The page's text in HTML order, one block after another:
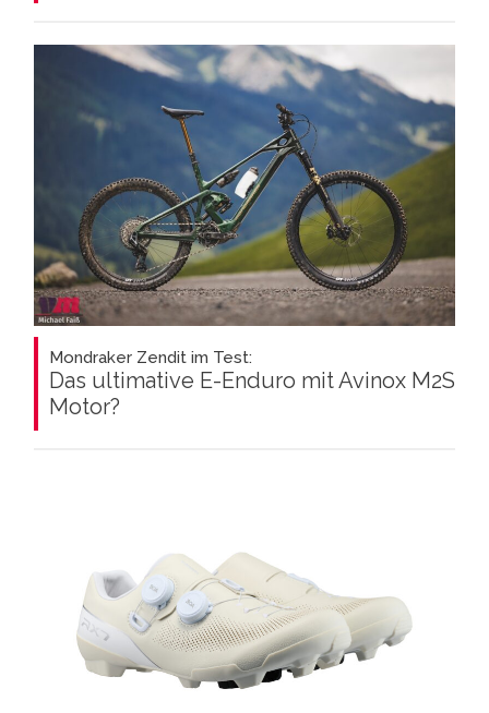
Mondraker Zendit im Test:
Das ultimative E-Enduro mit Avinox M2S
Motor?